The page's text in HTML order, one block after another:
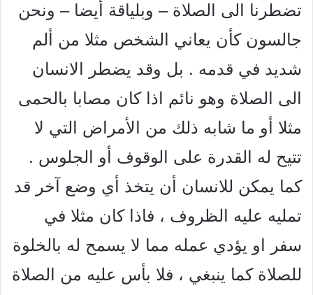
تضطرنا الى الصلاة – وبلياقة أيضا – ونحن
جالسون كأن يعاني الشخص مثلا من ألم
شديد في قدمه . بل وقد يضطر الانسان
الى الصلاة وهو نائم اذا كان مصابا بالحمى
مثلا أو ما شابه ذلك من الأمراض التي لا
تتيح له القدرة على الوقوف أو الجلوس .
كما يمكن للانسان أن يتخذ أي وضع آخر قد
تمليه عليه الظروف ، فاذا كان مثلا في
سفر او يؤدي عمله مما لا يسمح له بالخلوة
للصلاة كما ينبغي ، فلا بأس عليه من الصلاة